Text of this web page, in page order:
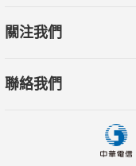
關注我們
聯絡我們